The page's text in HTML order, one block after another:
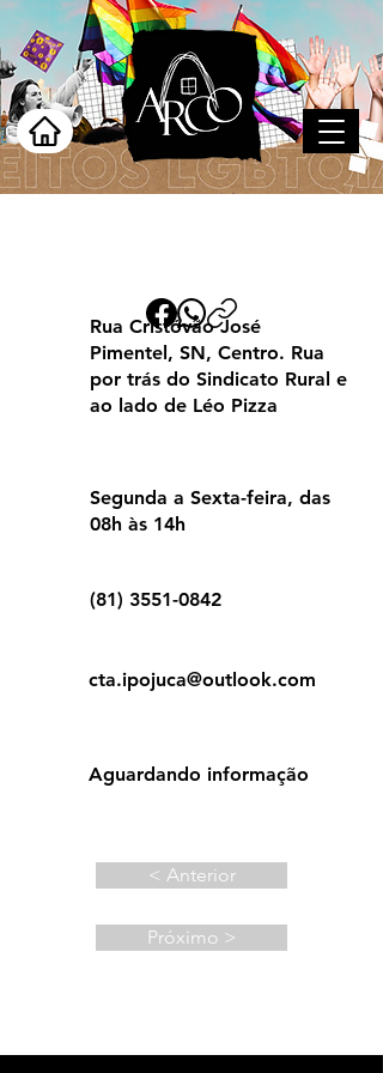
Rua Cristóvão José
Pimentel, SN, Centro. Rua
por trás do Sindicato Rural e
ao lado de Léo Pizza
Segunda a Sexta-feira, das
08h às 14h
(81) 3551-0842
cta.ipojuca@outlook.com
Aguardando informação
< Anterior
Próximo >